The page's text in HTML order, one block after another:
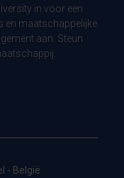
in voor een
en maatschappelijke
aan. Steun
- België